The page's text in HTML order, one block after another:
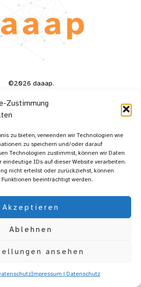
Zustimmung
zu bieten, verwenden wir Technologien wie
zu speichern und/oder darauf
Technologien zustimmst, können wir Daten
eindeutige IDs auf dieser Website verarbeiten.
nicht erteilst oder zurückziehst, können
beeinträchtigt werden.
Akzeptieren
Ablehnen
ansehen
Impressum | Datenschutz
©2026 daaap.